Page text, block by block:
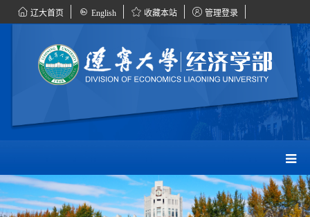
辽大首页 English 收藏本站 管理登录